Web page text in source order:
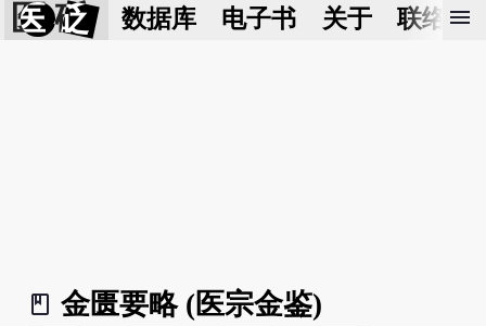
医 砭 数据库 电子书 关于 联络我
menu
book_2
金匮要略 (医宗金鉴)